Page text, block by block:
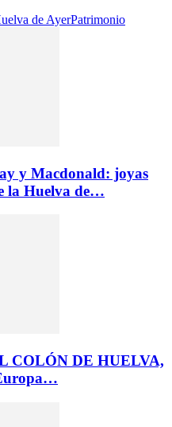
de AyerPatrimonio
y Macdonald: joyas
la Huelva de…
COLÓN DE HUELVA,